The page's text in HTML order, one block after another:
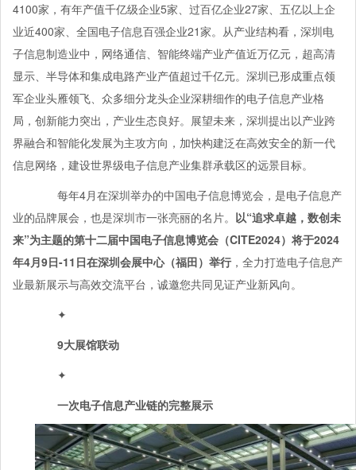
4100家，有年产值千亿级企业5家、过百亿企业27家、五亿以上企
业近400家、全国电子信息百强企业21家。从产业结构看，深圳电
子信息制造业中，网络通信、智能终端产业产值近万亿元，超高清
显示、半导体和集成电路产业产值超过千亿元。深圳已形成重点领
军企业头雁领飞、众多细分龙头企业深耕细作的电子信息产业格
局，创新能力突出，产业生态良好。展望未来，深圳提出以产业跨
界融合和智能化发展为主攻方向，加快构建泛在高效安全的新一代
信息网络，建设世界级电子信息产业集群承载区的远景目标。
每年4月在深圳举办的中国电子信息博览会，是电子信息产
业的品牌展会，也是深圳市一张亮丽的名片。 以“追求卓越，数创未
来”为主题的第十二届中国电子信息博览会（CITE2024）将于2024
年4月9日-11日在深圳会展中心（福田）举行 ，全力打造电子信息产
业最新展示与高效交流平台，诚邀您共同见证产业新风向。
✦
9大展馆联动
✦
一次电子信息产业链的完整展示